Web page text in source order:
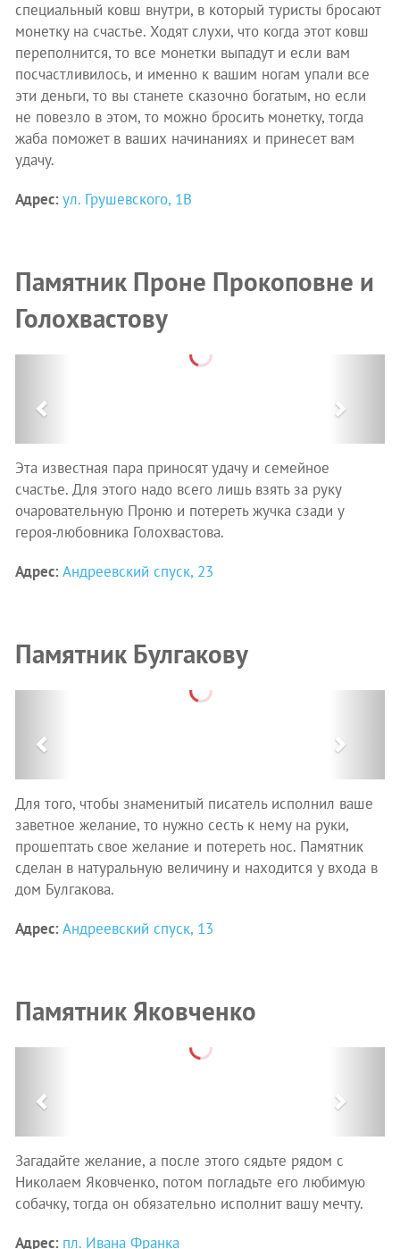
специальный ковш внутри, в который туристы бросают
монетку на счастье. Ходят слухи, что когда этот ковш
переполнится, то все монетки выпадут и если вам
посчастливилось, и именно к вашим ногам упали все
эти деньги, то вы станете сказочно богатым, но если
не повезло в этом, то можно бросить монетку, тогда
жаба поможет в ваших начинаниях и принесет вам
удачу.
Адрес: ул. Грушевского, 1В
Памятник Проне Прокоповне и
Голохвастову
Эта известная пара приносят удачу и семейное
счастье. Для этого надо всего лишь взять за руку
очаровательную Проню и потереть жучка сзади у
героя-любовника Голохвастова.
Адрес: Андреевский спуск, 23
Памятник Булгакову
Для того, чтобы знаменитый писатель исполнил ваше
заветное желание, то нужно сесть к нему на руки,
прошептать свое желание и потереть нос. Памятник
сделан в натуральную величину и находится у входа в
дом Булгакова.
Адрес: Андреевский спуск, 13
Памятник Яковченко
Загадайте желание, а после этого сядьте рядом с
Николаем Яковченко, потом погладьте его любимую
собачку, тогда он обязательно исполнит вашу мечту.
Адрес: пл. Ивана Франка